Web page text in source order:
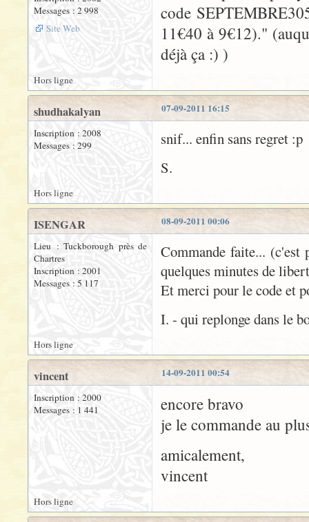
Messages : 2 998
Site Web
code
11€40 à 9€12)."
déjà ça :) )
Hors ligne
07-09-2011 16:15
shudhakalyan
Inscription : 2008
Messages : 299
snif... enfin sans regret :p
S.
Hors ligne
08-09-2011 00:06
ISENGAR
Lieu : Tuckborough près de
Chartres
Inscription : 2001
Messages : 5 117
Commande faite...
quelques minutes de
Et merci pour le code et
I. - qui replonge dans le
Hors ligne
14-09-2011 00:54
vincent
Inscription : 2000
Messages : 1 441
encore bravo
je le commande au
amicalement,
vincent
Hors ligne